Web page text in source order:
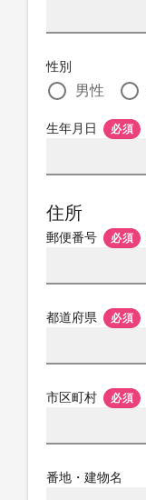
性別
男性
生年月日 必須
住所
郵便番号 必須
都道府県 必須
市区町村 必須
番地・建物名